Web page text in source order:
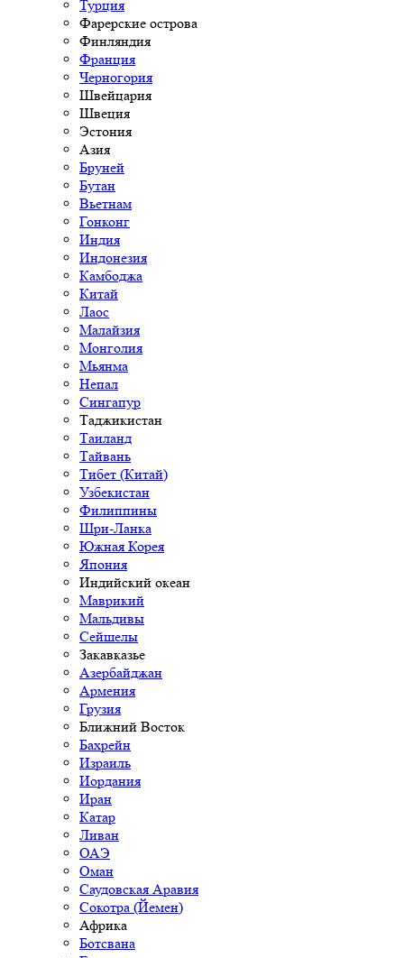
Турция
Фарерские острова
Финляндия
Франция
Черногория
Швейцария
Швеция
Эстония
Азия
Бруней
Бутан
Вьетнам
Гонконг
Индия
Индонезия
Камбоджа
Китай
Лаос
Малайзия
Монголия
Мьянма
Непал
Сингапур
Таджикистан
Таиланд
Тайвань
Тибет (Китай)
Узбекистан
Филиппины
Шри-Ланка
Южная Корея
Япония
Индийский океан
Маврикий
Мальдивы
Сейшелы
Закавказье
Азербайджан
Армения
Грузия
Ближний Восток
Бахрейн
Израиль
Иордания
Иран
Катар
Ливан
ОАЭ
Оман
Саудовская Аравия
Сокотра (Йемен)
Африка
Ботсвана